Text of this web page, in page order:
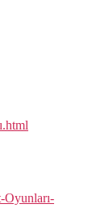
Oyunları-